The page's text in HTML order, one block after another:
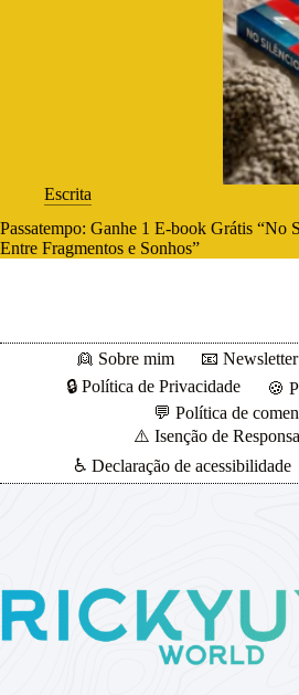
Escrita
Passatempo: Ganhe 1 E-book Grátis “No
Entre Fragmentos e Sonhos”
👱 Sobre mim 📧 Newsletter
🔒 Política de Privacidade
🍪
💬 Política de
⚠️ Isenção de
♿ Declaração de acessibilidade